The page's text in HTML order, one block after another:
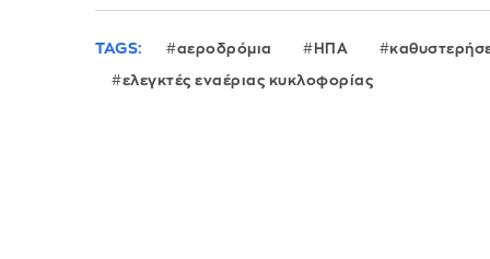
TAGS: αεροδρόμια ΗΠΑ
ελεγκτές εναέριας κυκλοφορίας